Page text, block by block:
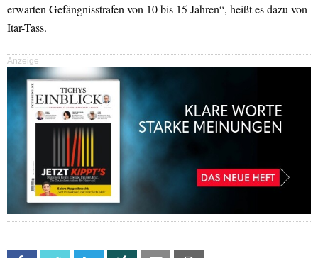
erwarten Gefängnisstrafen von 10 bis 15 Jahren“, heißt es dazu von
Itar-Tass.
Anzeige